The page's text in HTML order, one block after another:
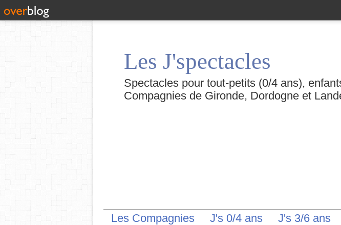
Les J'spectacles
Spectacles pour tout-petits (0/4 ans),
Compagnies de Gironde, Dordogne et
Les Compagnies J's 0/4 ans J's 3/6 ans